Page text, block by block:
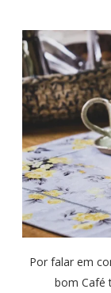
Por falar em
bom Café